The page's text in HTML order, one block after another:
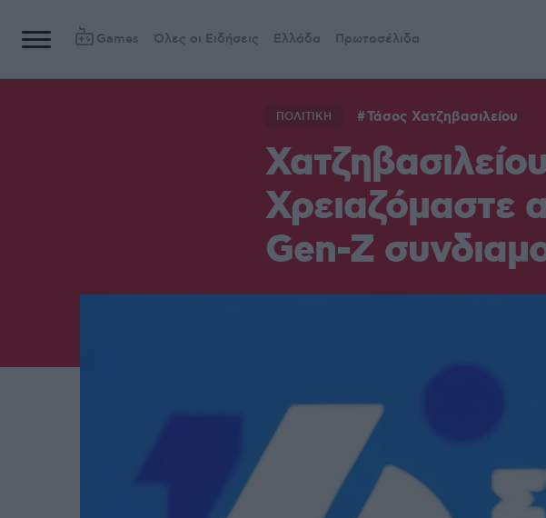
Games Όλες οι Ειδήσεις Ελλάδα Πρωτοσέλιδα
ΠΟΛΙΤΙΚΗ Τάσος Χατζηβασιλείου
Χρειαζόμαστε
Gen-Z